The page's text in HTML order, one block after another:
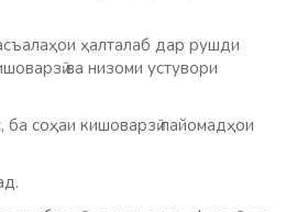
ҳалталаб дар рушди
ва низоми устувори
соҳаи кишоварзӣ пайомадҳои